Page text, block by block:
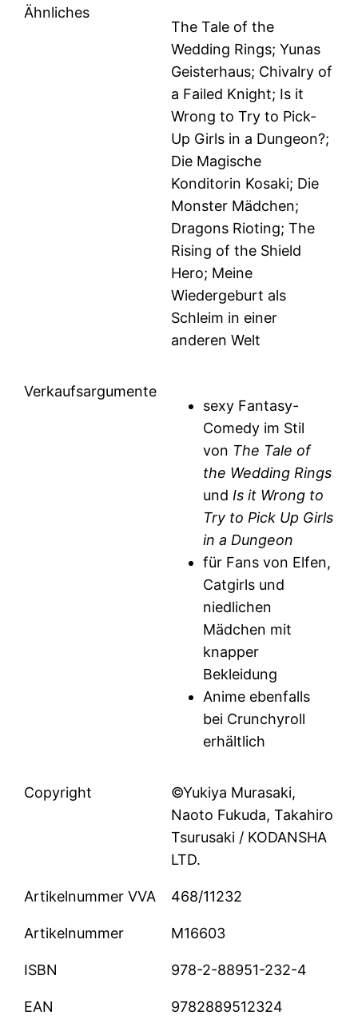
Ähnliches
The Tale of the
Wedding Rings; Yunas
Geisterhaus; Chivalry of
a Failed Knight; Is it
Wrong to Try to Pick-
Up Girls in a Dungeon?;
Die Magische
Konditorin Kosaki; Die
Monster Mädchen;
Dragons Rioting; The
Rising of the Shield
Hero; Meine
Wiedergeburt als
Schleim in einer
anderen Welt
Verkaufsargumente
sexy Fantasy-
Comedy im Stil
von The Tale of
the Wedding Rings
und Is it Wrong to
Try to Pick Up Girls
in a Dungeon
für Fans von Elfen,
Catgirls und
niedlichen
Mädchen mit
knapper
Bekleidung
Anime ebenfalls
bei Crunchyroll
erhältlich
Copyright
©Yukiya Murasaki,
Naoto Fukuda, Takahiro
Tsurusaki / KODANSHA
LTD.
Artikelnummer VVA 468/11232
Artikelnummer M16603
ISBN 978-2-88951-232-4
EAN 9782889512324